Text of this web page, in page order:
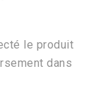
le produit
dans